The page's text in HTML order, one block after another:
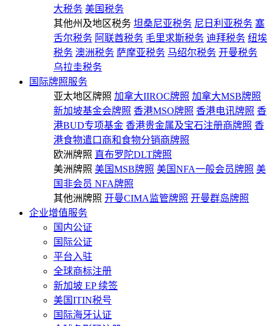
大税务 美国税务
其他州及地区税务 坦桑尼亚税务 尼日利亚税务 塞
舌尔税务 阿联酋税务 毛里求斯税务 迪拜税务 纽埃
税务 澳洲税务 萨摩亚税务 马绍尔税务 开曼税务
乌拉圭税务
国际牌照服务
亚太地区牌照 加拿大IIROC牌照 加拿大MSB牌照
新加坡基金会牌照 香港MSO牌照 香港电讯牌照 香
港BUD专项基金 香港贵金属及宝石注册商牌照 香
港食物遣口商和食物分销商牌照
欧洲牌照 直布罗陀DLT牌照
美洲牌照 美国MSB牌照 美国NFA一般会员牌照 美
国非会员 NFA牌照
其他洲牌照 开曼CIMA监管牌照 开曼群岛牌照
企业增值服务
国内公证
国际公证
平台入驻
全球商标注册
新加坡 EP 续签
美国ITIN税号
国际海牙认证